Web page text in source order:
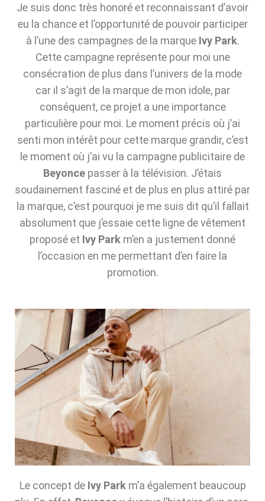
Je suis donc très honoré et reconnaissant d’avoir
eu la chance et l’opportunité de pouvoir participer
à l’une des campagnes de la marque Ivy Park.
Cette campagne représente pour moi une
consécration de plus dans l’univers de la mode
car il s’agit de la marque de mon idole, par
conséquent, ce projet a une importance
particulière pour moi. Le moment précis où j’ai
senti mon intérêt pour cette marque grandir, c’est
le moment où j’ai vu la campagne publicitaire de
Beyonce passer à la télévision. J’étais
soudainement fasciné et de plus en plus attiré par
la marque, c’est pourquoi je me suis dit qu’il fallait
absolument que j’essaie cette ligne de vêtement
proposé et Ivy Park m’en a justement donné
l’occasion en me permettant d’en faire la
promotion.
Le concept de Ivy Park m’a également beaucoup